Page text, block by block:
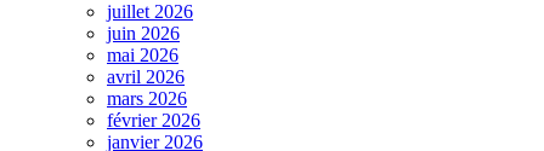
juillet 2026
juin 2026
mai 2026
avril 2026
mars 2026
février 2026
janvier 2026